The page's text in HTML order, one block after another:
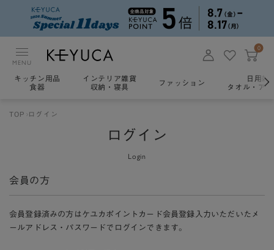
MENU
0
キッチン用品
食器
インテリア雑貨
収納・寝具
ファッション
日用雑
タオル・ア
TOP ログイン
ログイン
Login
会員の方
会員登録済みの方はケユカポイントカード会員登録入力いただいたメ
ールアドレス・パスワードでログインできます。